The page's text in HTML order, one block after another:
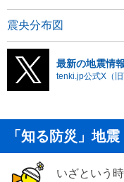
震央分布図
最新の地震情
tenki.jp公式X（旧
「知る防災」地震
いざという